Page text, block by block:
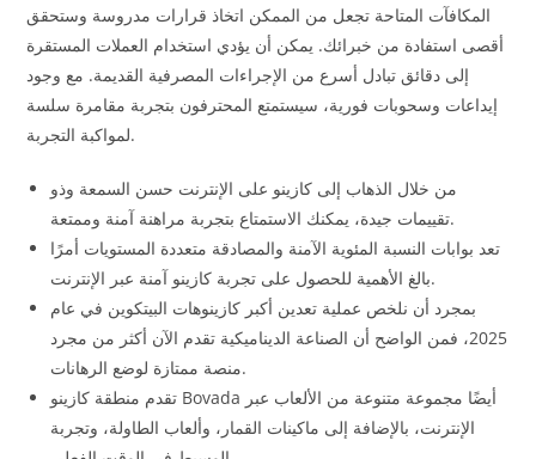
المكافآت المتاحة تجعل من الممكن اتخاذ قرارات مدروسة وستحقق
أقصى استفادة من خبرائك. يمكن أن يؤدي استخدام العملات المستقرة
إلى دقائق تبادل أسرع من الإجراءات المصرفية القديمة. مع وجود
إيداعات وسحوبات فورية، سيستمتع المحترفون بتجربة مقامرة سلسة
لمواكبة التجربة.
من خلال الذهاب إلى كازينو على الإنترنت حسن السمعة وذو
تقييمات جيدة، يمكنك الاستمتاع بتجربة مراهنة آمنة وممتعة.
تعد بوابات النسبة المئوية الآمنة والمصادقة متعددة المستويات أمرًا
بالغ الأهمية للحصول على تجربة كازينو آمنة عبر الإنترنت.
بمجرد أن نلخص عملية تعدين أكبر كازينوهات البيتكوين في عام
2025، فمن الواضح أن الصناعة الديناميكية تقدم الآن أكثر من مجرد
منصة ممتازة لوضع الرهانات.
تقدم منطقة كازينو Bovada أيضًا مجموعة متنوعة من الألعاب عبر
الإنترنت، بالإضافة إلى ماكينات القمار، وألعاب الطاولة، وتجربة